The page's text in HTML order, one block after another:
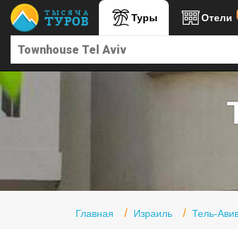
Туры Отели
Главная Израиль Тель-
Главная
Туры в Турцию